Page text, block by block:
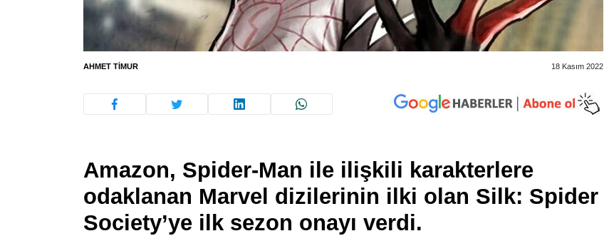
AHMET TIMUR 18 Kasım 2022
Amazon, Spider-Man ile ilişkili karakterlere
odaklanan Marvel dizilerinin ilki olan Silk: Spider
Society’ye ilk sezon onayı verdi.